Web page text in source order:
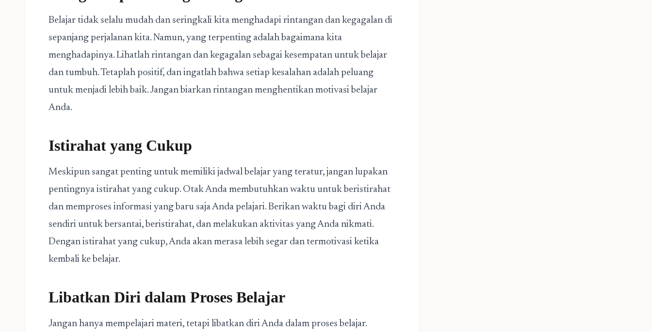
Belajar tidak selalu mudah dan seringkali kita menghadapi rintangan dan kegagalan di
sepanjang perjalanan kita. Namun, yang terpenting adalah bagaimana kita
menghadapinya. Lihatlah rintangan dan kegagalan sebagai kesempatan untuk belajar
dan tumbuh. Tetaplah positif, dan ingatlah bahwa setiap kesalahan adalah peluang
untuk menjadi lebih baik. Jangan biarkan rintangan menghentikan motivasi belajar
Anda.
Istirahat yang Cukup
Meskipun sangat penting untuk memiliki jadwal belajar yang teratur, jangan lupakan
pentingnya istirahat yang cukup. Otak Anda membutuhkan waktu untuk beristirahat
dan memproses informasi yang baru saja Anda pelajari. Berikan waktu bagi diri Anda
sendiri untuk bersantai, beristirahat, dan melakukan aktivitas yang Anda nikmati.
Dengan istirahat yang cukup, Anda akan merasa lebih segar dan termotivasi ketika
kembali ke belajar.
Libatkan Diri dalam Proses Belajar
Jangan hanya mempelajari materi, tetapi libatkan diri Anda dalam proses belajar.